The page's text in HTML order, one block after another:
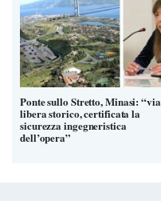
Ponte sullo Stretto, Minasi: “via
libera storico, certificata la
sicurezza ingegneristica
dell’opera”